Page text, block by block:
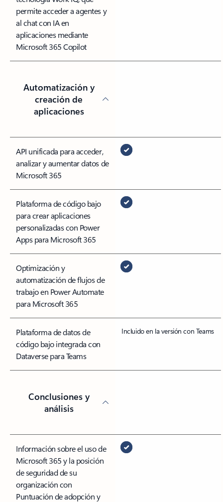
permite acceder a agentes y
al chat con IA en
aplicaciones mediante
Microsoft 365 Copilot
Automatización y
creación de
aplicaciones
API unificada para acceder,
analizar y aumentar datos de
Microsoft 365
Plataforma de código bajo
para crear aplicaciones
personalizadas con Power
Apps para Microsoft 365
Optimización y
automatización de flujos de
trabajo en Power Automate
para Microsoft 365
Plataforma de datos de
código bajo integrada con
Dataverse para Teams
Incluido en la versión con Teams
Conclusiones y
análisis
Información sobre el uso de
Microsoft 365 y la posición
de seguridad de su
organización con
Puntuación de adopción y